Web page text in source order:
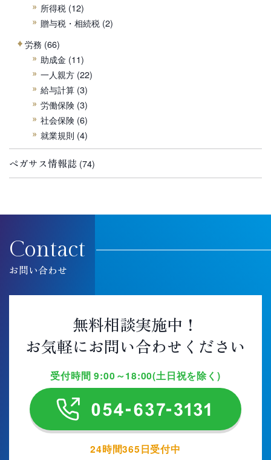
所得税(12)
贈与税・相続税(2)
労務 (66)
助成金 (11)
一人親方(22)
給与計算(3)
労働保険(3)
社会保険(6)
就業規則 (4)
ペガサス情報誌 (74)
Contact
お問い合わせ
無料相談実施中！
お気軽にお問い合わせください
受付時間 9:00～18:00(土日祝を除く)
24時間365日受付中